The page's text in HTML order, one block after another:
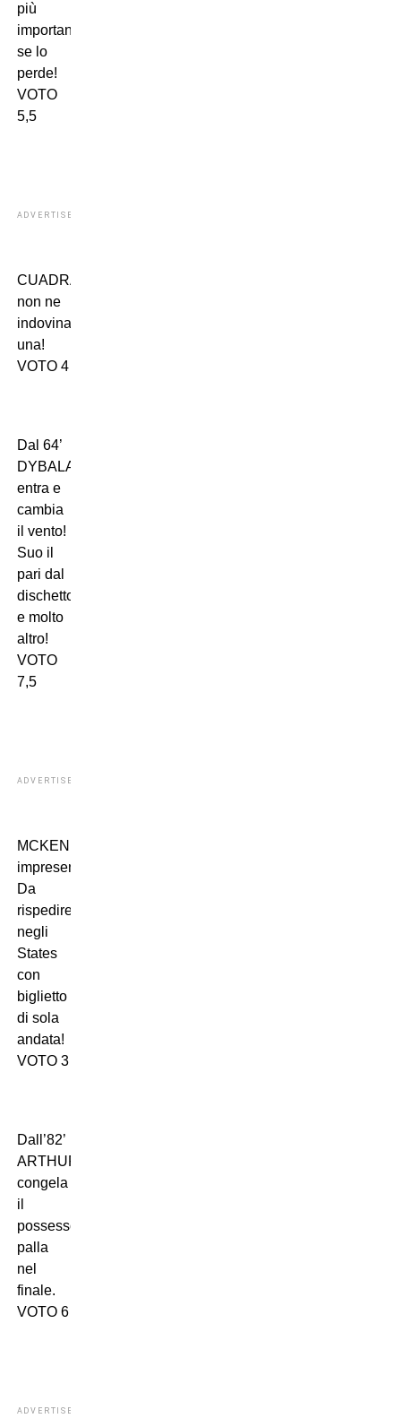
più
importante
se lo
perde!
VOTO
5,5
ADVERTISEMENT
CUADRADO:
non ne
indovina
una!
VOTO 4
Dal 64’
DYBALA:
entra e
cambia
il vento!
Suo il
pari dal
dischetto
e molto
altro!
VOTO
7,5
ADVERTISEMENT
MCKENNIE:
impresentabile!
Da
rispedire
negli
States
con
biglietto
di sola
andata!
VOTO 3
Dall’82’
ARTHUR:
congela
il
possesso
palla
nel
finale.
VOTO 6
ADVERTISEMENT